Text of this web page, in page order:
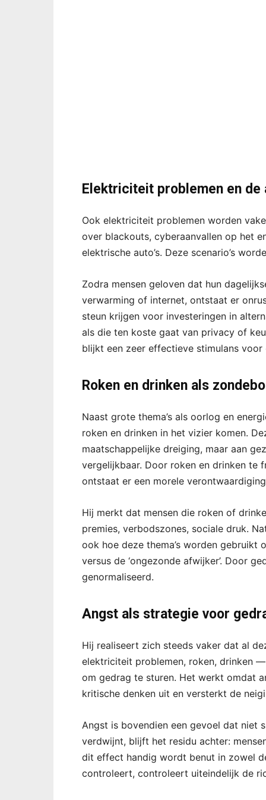
Elektriciteit problemen en
Ook elektriciteit problemen worden
over blackouts, cyberaanvallen op het
elektrische auto’s. Deze scenario’s
Zodra mensen geloven dat hun
verwarming of internet, ontstaat er
steun krijgen voor investeringen in
als die ten koste gaat van privacy of
blijkt een zeer effectieve stimulans voor
Roken en drinken als
Naast grote thema’s als oorlog en
roken en drinken in het vizier komen.
maatschappelijke dreiging, maar aan
vergelijkbaar. Door roken en drinken te
ontstaat er een morele
Hij merkt dat mensen die roken of
premies, verbodszones, sociale druk.
ook hoe deze thema’s worden gebruikt
versus de ‘ongezonde afwijker’. Door
genormaliseerd.
Angst als strategie voor
Hij realiseert zich steeds vaker dat al
elektriciteit problemen, roken, drinken
om gedrag te sturen. Het werkt omdat
kritische denken uit en versterkt de
Angst is bovendien een gevoel dat niet
verdwijnt, blijft het residu achter:
dit effect handig wordt benut in zowel
controleert, controleert uiteindelijk de